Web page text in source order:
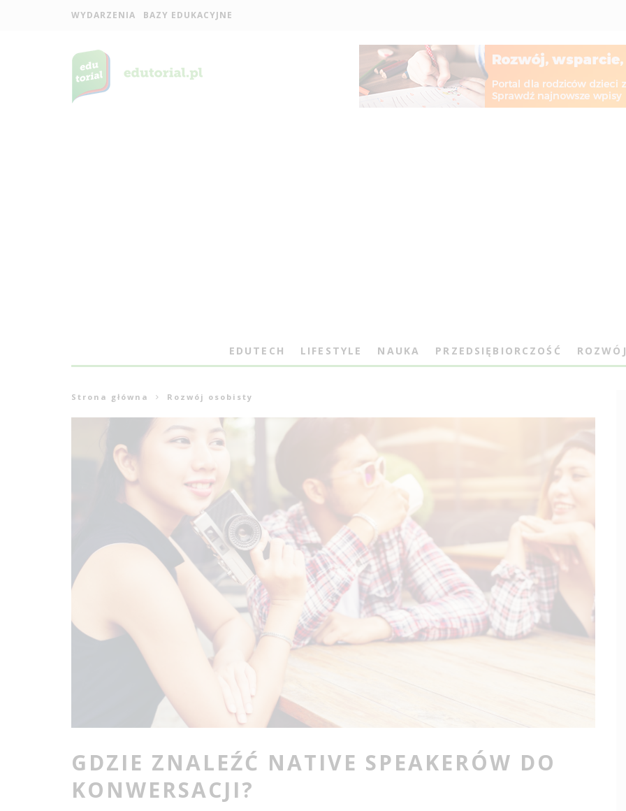
WYDARZENIA BAZY EDUKACYJNE
EDUTECH LIFESTYLE NAUKA PRZEDSIĘBIORCZOŚĆ ROZWÓJ
Strona główna Rozwój osobisty
GDZIE ZNALEŹĆ NATIVE SPEAKERÓW DO
KONWERSACJI?